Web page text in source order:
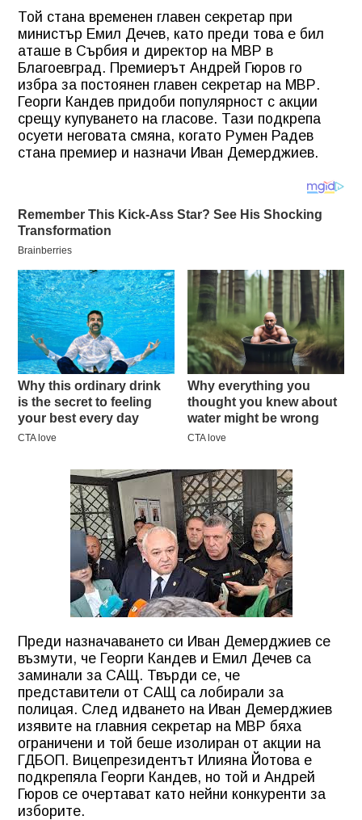
Той стана временен главен секретар при
министър Емил Дечев, като преди това е бил
аташе в Сърбия и директор на МВР в
Благоевград. Премиерът Андрей Гюров го
избра за постоянен главен секретар на МВР.
Георги Кандев придоби популярност с акции
срещу купуването на гласове. Тази подкрепа
осуети неговата смяна, когато Румен Радев
стана премиер и назначи Иван Демерджиев.
Преди назначаването си Иван Демерджиев се
възмути, че Георги Кандев и Емил Дечев са
заминали за САЩ. Твърди се, че
представители от САЩ са лобирали за
полицая. След идването на Иван Демерджиев
изявите на главния секретар на МВР бяха
ограничени и той беше изолиран от акции на
ГДБОП. Вицепрезидентът Илияна Йотова е
подкрепяла Георги Кандев, но той и Андрей
Гюров се очертават като нейни конкуренти за
изборите.